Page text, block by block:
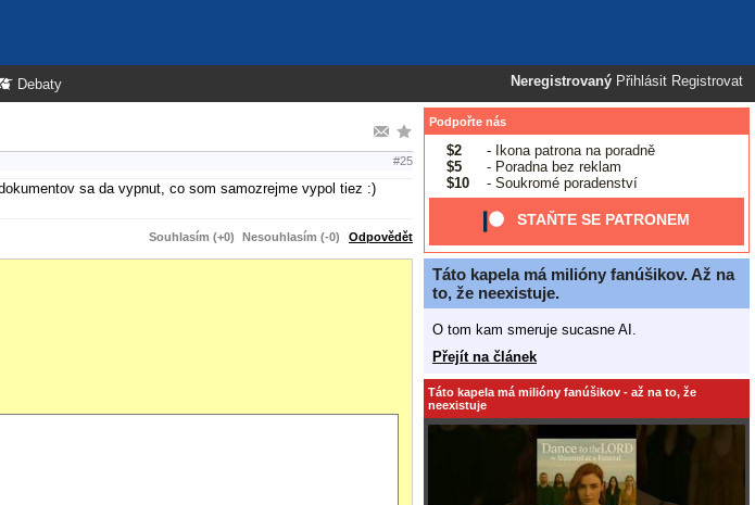
Neregistrovaný Přihlásit Registrovat
Debaty
#25
sa da vypnut, co som samozrejme vypol tiez :)
Souhlasím (+0) Nesouhlasím (-0) Odpovědět
Podpořte nás
$2
- Ikona patrona na poradně
$5
- Poradna bez reklam
$10
- Soukromé poradenství
STAŇTE SE PATRONEM
Táto kapela má milióny fanúšikov. Až na
to, že neexistuje.
O tom kam smeruje sucasne AI.
Přejít na článek
Táto kapela má milióny fanúšikov - až na to, že
neexistuje